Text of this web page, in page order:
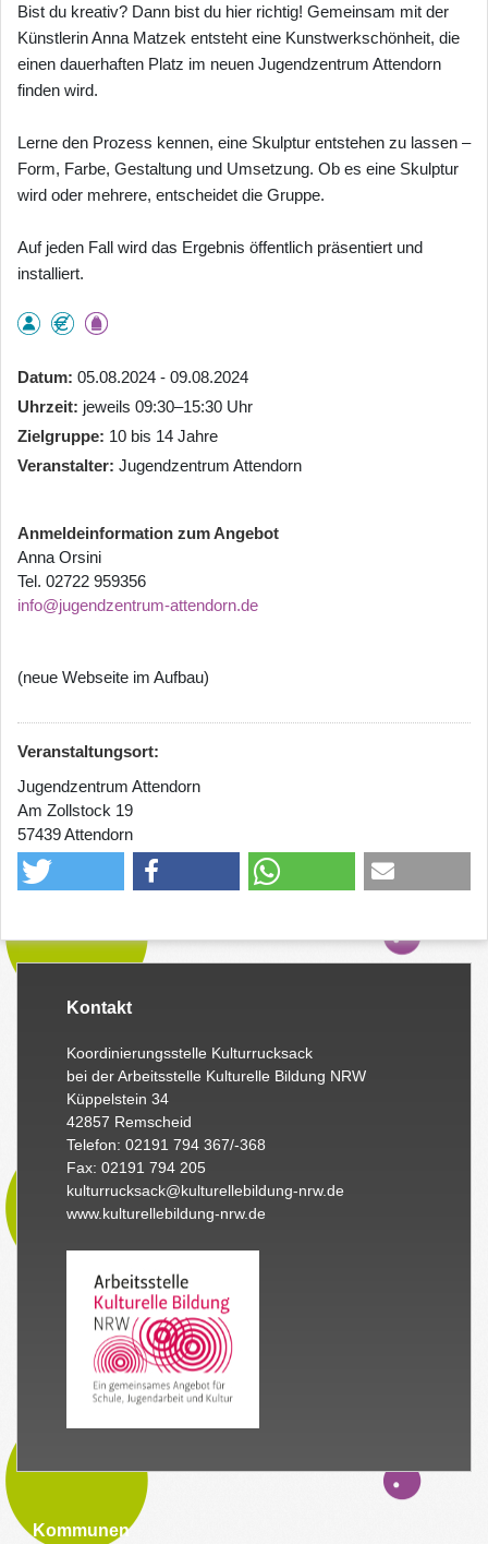
Bist du kreativ? Dann bist du hier richtig! Gemeinsam mit der
Künstlerin Anna Matzek entsteht eine Kunstwerkschönheit, die
einen dauerhaften Platz im neuen Jugendzentrum Attendorn
finden wird.
Lerne den Prozess kennen, eine Skulptur entstehen zu lassen –
Form, Farbe, Gestaltung und Umsetzung. Ob es eine Skulptur
wird oder mehrere, entscheidet die Gruppe.
Auf jeden Fall wird das Ergebnis öffentlich präsentiert und
installiert.
Datum 05.08.2024 - 09.08.2024
Uhrzeit jeweils 09:30–15:30 Uhr
Zielgruppe 10 bis 14 Jahre
Veranstalter Jugendzentrum Attendorn
Anmeldeinformation zum Angebot
Anna Orsini
Tel. 02722 959356
info@jugendzentrum-attendorn.de
(neue Webseite im Aufbau)
Veranstaltungsort:
Jugendzentrum Attendorn
Am Zollstock 19
57439 Attendorn
Kontakt
Koordinierungsstelle Kulturrucksack
bei der Arbeitsstelle Kulturelle Bildung NRW
Küppelstein 34
42857 Remscheid
Telefon: 02191 794 367/-368
Fax: 02191 794 205
kulturrucksack@kulturellebildung-nrw.de
www.kulturellebildung-nrw.de
Kommunen